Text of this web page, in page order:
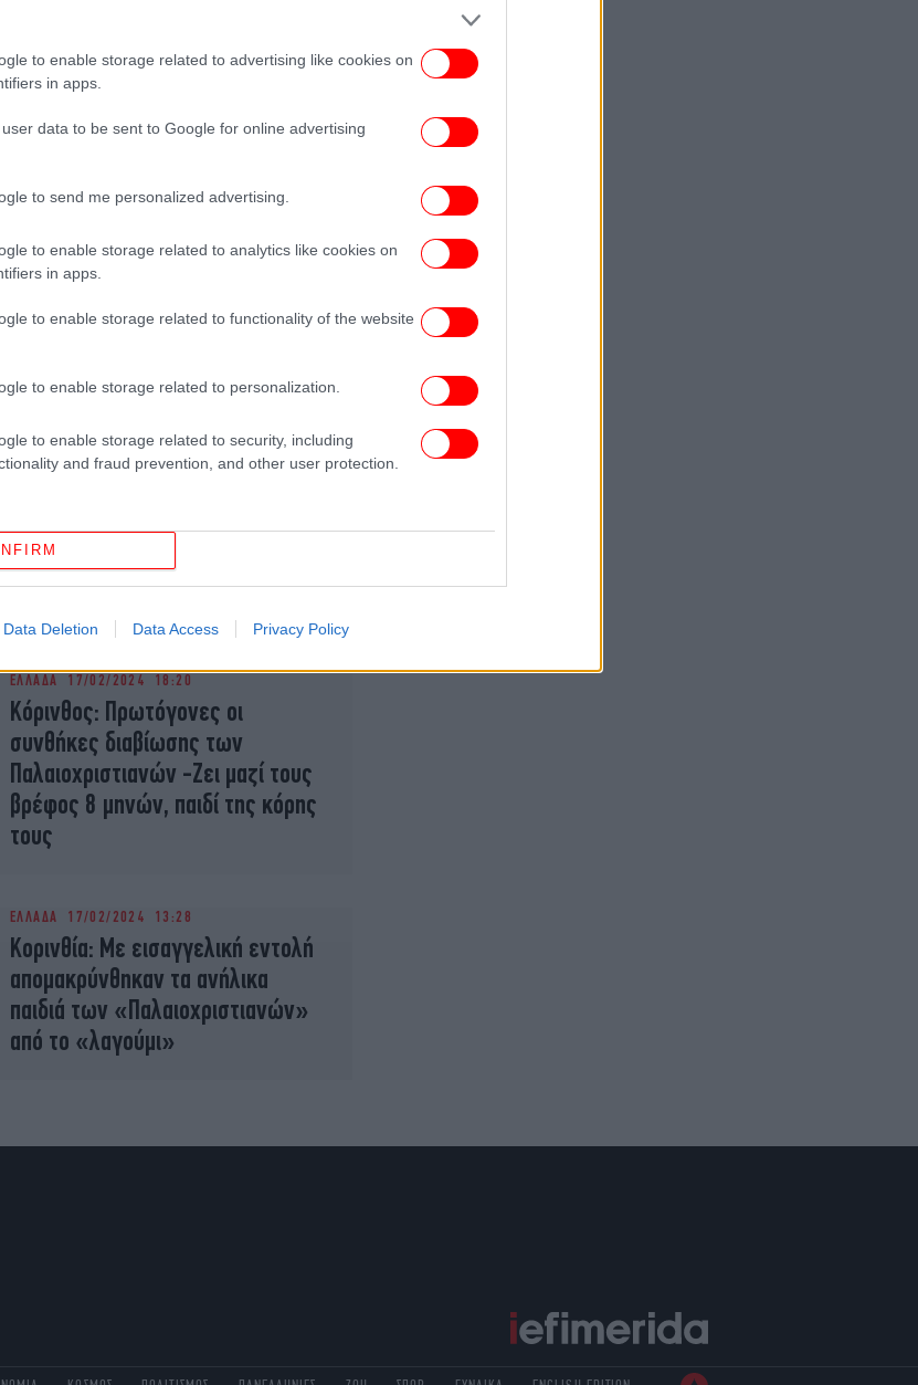
to enable storage related to advertising like cookies on
in apps.
data to be sent to Google for online advertising
to send me personalized advertising.
to enable storage related to analytics like cookies on
in apps.
to enable storage related to functionality of the website
to enable storage related to personalization.
to enable storage related to security, including
and fraud prevention, and other user protection.
Data Deletion Data Access Privacy Policy
Αδελφή παλαιοχριστιανού: «Δεν
πίστευα ότι θα δω κάτι τέτοιο»,
λέει για το λαγούμι όπου έμενε η
Νονά οικογένειας
Μανώλης δεν θα έβλαπτε ποτέ
φουντάρει»
ΕΛΛΑΔΑ 19/02/2024 11:15
45χρονου «Παλαιοχριστιανού»
για τον τρόπο ζωής τους
ΕΛΛΑΔΑ 17/02/2024 18:20
Κόρινθος: Πρωτόγονες οι
συνθήκες διαβίωσης των
Παλαιοχριστιανών -Ζει μαζί τους
βρέφος 8 μηνών, παιδί της κόρης
τους
ΕΛΛΑΔΑ 17/02/2024 13:28
Κορινθία: Με εισαγγελική εντολή
απομακρύνθηκαν τα ανήλικα
παιδιά των «Παλαιοχριστιανών»
από το «λαγούμι»